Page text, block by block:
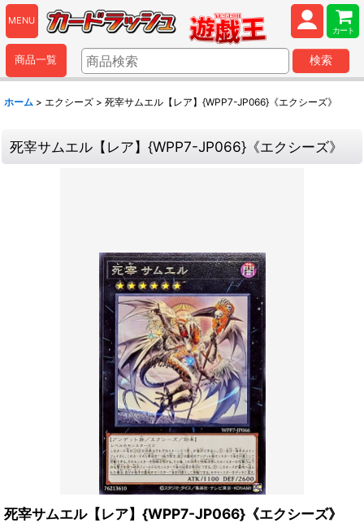
MENU
カート
商品一覧 検索
ホーム > エクシーズ > 死宰サムエル【レア】{WPP7-JP066}《エクシーズ》
死宰サムエル【レア】{WPP7-JP066}《エクシーズ》
死宰サムエル【レア】{WPP7-JP066}《エクシーズ》